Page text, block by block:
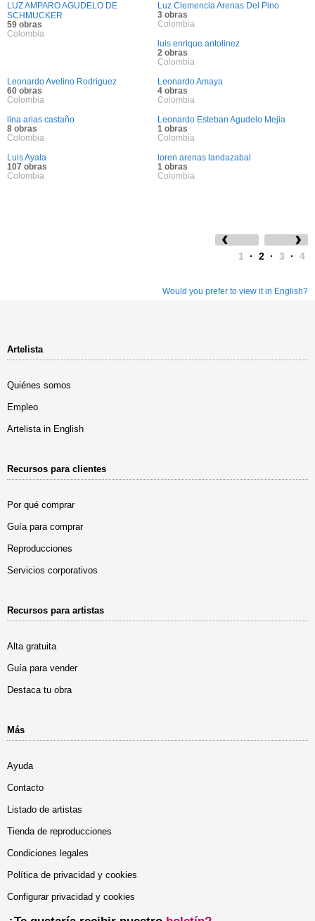
LUZ AMPARO AGUDELO DE
SCHMUCKER
59 obras
Colombia
Luz Clemencia Arenas Del Pino
3 obras
Colombia
luis enrique antolinez
2 obras
Colombia
Leonardo Avelino Rodriguez
60 obras
Colombia
Leonardo Amaya
4 obras
Colombia
lina arias castaño
8 obras
Colombia
Leonardo Esteban Agudelo Mejia
1 obras
Colombia
Luis Ayala
107 obras
Colombia
loren arenas landazabal
1 obras
Colombia
1 · 2 · 3 · 4
Would you prefer to view it in English?
Artelista
Quiénes somos
Empleo
Artelista in English
Recursos para clientes
Por qué comprar
Guía para comprar
Reproducciones
Servicios corporativos
Recursos para artistas
Alta gratuita
Guía para vender
Destaca tu obra
Más
Ayuda
Contacto
Listado de artistas
Tienda de reproducciones
Condiciones legales
Política de privacidad y cookies
Configurar privacidad y cookies